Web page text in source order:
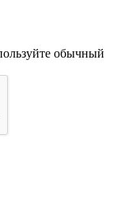
обычный